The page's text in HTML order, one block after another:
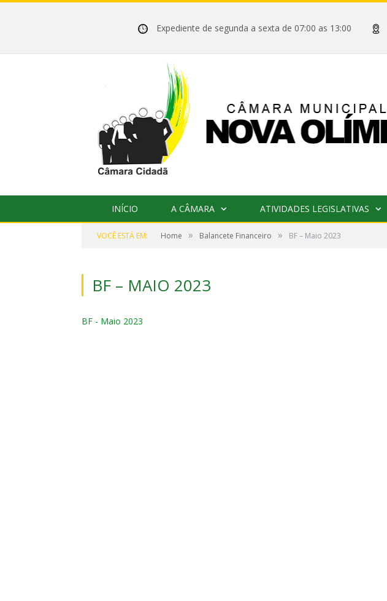
Expediente de segunda a sexta de 07:00 as 13:00
INÍCIO A CÂMARA ATIVIDADES LEGISLATIVAS
VOCÊ ESTÁ EM: Home » Balancete Financeiro » BF – Maio 2023
BF – MAIO 2023
BF - Maio 2023